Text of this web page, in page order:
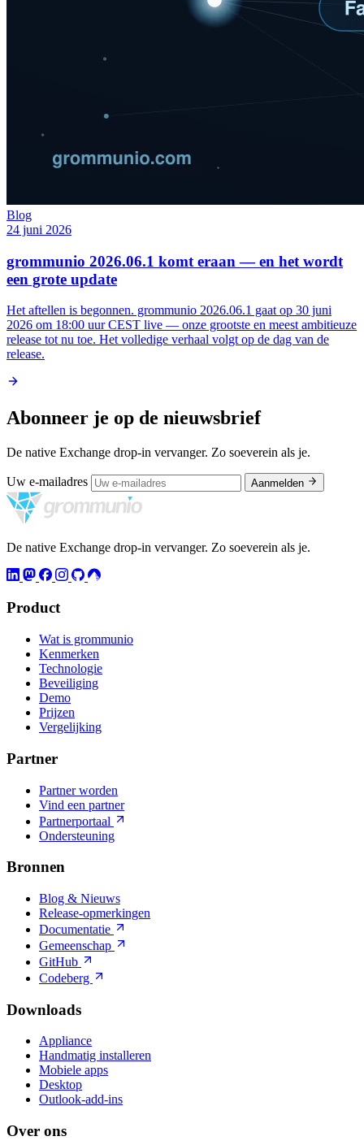
Blog
24 juni 2026
grommunio 2026.06.1 komt eraan — en het wordt
een grote update
Het aftellen is begonnen. grommunio 2026.06.1 gaat op 30 juni
2026 om 18:00 uur CEST live — onze grootste en meest ambitieuze
release tot nu toe. Het volledige verhaal volgt op de dag van de
release.
Abonneer je op de nieuwsbrief
De native Exchange drop-in vervanger. Zo soeverein als je.
Uw e-mailadres Aanmelden
De native Exchange drop-in vervanger. Zo soeverein als je.
Product
Wat is grommunio
Kenmerken
Technologie
Beveiliging
Demo
Prijzen
Vergelijking
Partner
Partner worden
Vind een partner
Partnerportaal
Ondersteuning
Bronnen
Blog & Nieuws
Release-opmerkingen
Documentatie
Gemeenschap
GitHub
Codeberg
Downloads
Appliance
Handmatig installeren
Mobiele apps
Desktop
Outlook-add-ins
Over ons